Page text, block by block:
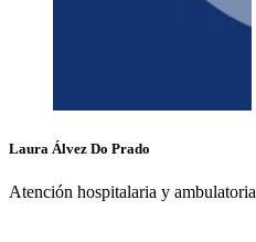
Laura Álvez Do Prado
Atención hospitalaria y